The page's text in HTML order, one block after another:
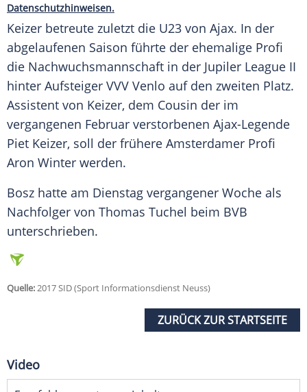
Datenschutzhinweisen.
Keizer betreute zuletzt die U23 von Ajax. In der
abgelaufenen Saison führte der ehemalige Profi
die Nachwuchsmannschaft in der Jupiler League II
hinter Aufsteiger VVV Venlo auf den zweiten Platz.
Assistent von Keizer, dem Cousin der im
vergangenen Februar verstorbenen Ajax-Legende
Piet Keizer, soll der frühere Amsterdamer Profi
Aron Winter werden.
Bosz hatte am Dienstag vergangener Woche als
Nachfolger von Thomas Tuchel beim BVB
unterschrieben.
Quelle:2017 SID (Sport Informationsdienst Neuss)
ZURÜCK ZUR STARTSEITE
Video